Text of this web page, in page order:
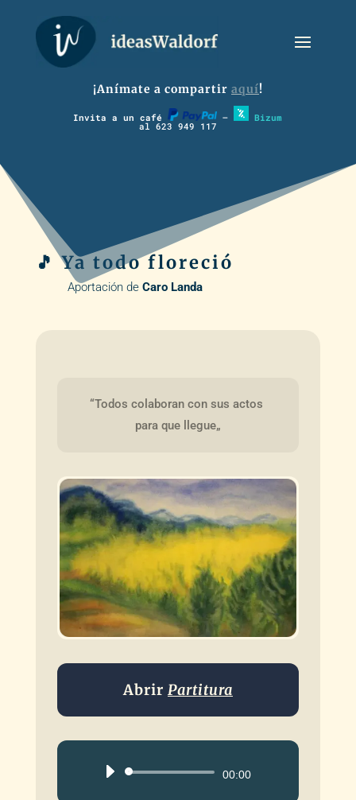
¡Anímate a compartir aquí!
Invita a un café – Bizum
al 623 949 117
🎵 Ya todo floreció
Aportación de Caro Landa
“Todos colaboran con sus actos
para que llegue„
Abrir Partitura
Reproductor00:00